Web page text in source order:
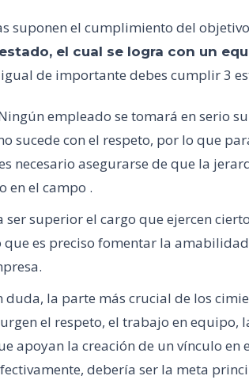
suponen el cumplimiento del
el cual se logra con un
de importante debes cumplir 3
empleado se tomará en serio
sucede con el respeto, por lo que
necesario asegurarse de que la
en el campo .
ser superior el cargo que ejercen
que es preciso fomentar la
duda, la parte más crucial de los
el respeto, el trabajo en equipo,
apoyan la creación de un vínculo
debería ser la meta